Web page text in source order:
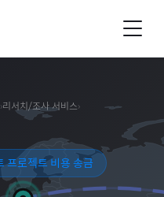
›리서치/조사 서비스›
프로젝트 비용 송금